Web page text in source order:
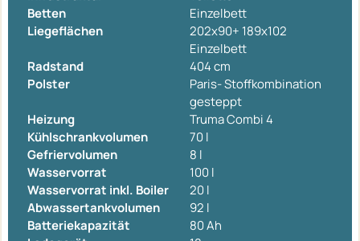
Betten
Einzelbett
Liegeflächen
202x90+ 189x102
Einzelbett
Radstand
404 cm
Polster
Paris- Stoffkombination
gesteppt
Heizung
Truma Combi 4
Kühlschrankvolumen
70 l
Gefriervolumen
8 l
Wasservorrat
100 l
Wasservorrat inkl. Boiler
20 l
Abwassertankvolumen
92 l
Batteriekapazität
80 Ah